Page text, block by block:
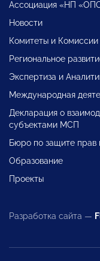
Ассоциация «НП
Новости
Комитеты и Комиссии
Региональное
Экспертиза и
Международная
Декларация о
субъектами МСП
Бюро по защите прав
Образование
Проекты
Разработка сайта —